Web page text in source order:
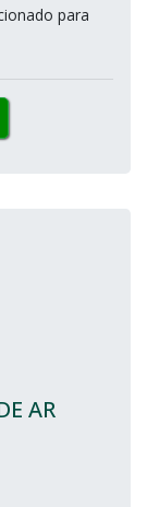
para
AR